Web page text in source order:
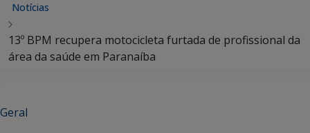
Notícias
13º BPM recupera motocicleta furtada de profissional da
área da saúde em Paranaíba
Geral